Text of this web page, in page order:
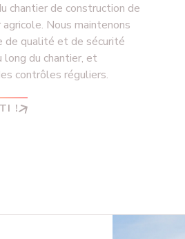
chantier de construction de
Nous maintenons
de qualité et de sécurité
du chantier, et
contrôles réguliers.
!